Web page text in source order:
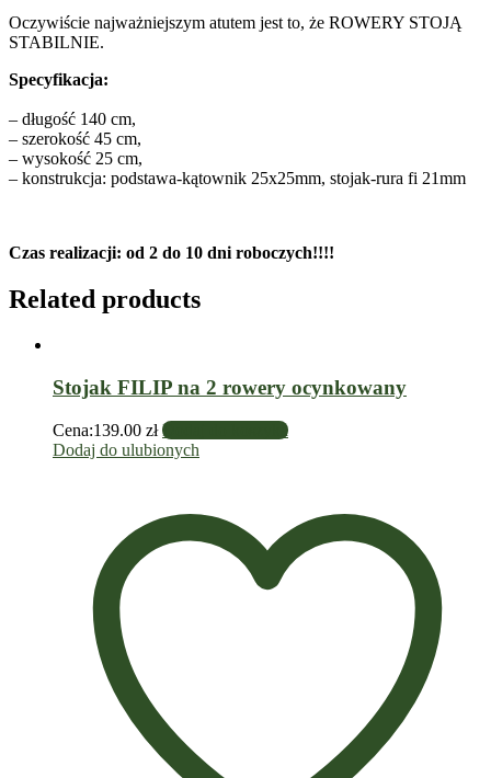
Oczywiście najważniejszym atutem jest to, że ROWERY STOJĄ
STABILNIE.
Specyfikacja:
– długość 140 cm,
– szerokość 45 cm,
– wysokość 25 cm,
– konstrukcja: podstawa-kątownik 25x25mm, stojak-rura fi 21mm
Czas realizacji: od 2 do 10 dni roboczych!!!!
Related products
Stojak FILIP na 2 rowery ocynkowany
Cena:139.00 zł Dodaj do koszyka
Dodaj do ulubionych